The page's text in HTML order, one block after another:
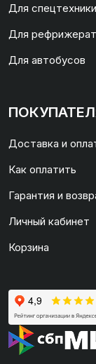
Для спецтехники
Для
Для автобусов
Доставка и
Как оплатить
Гарантия и
Личный кабинет
Корзина